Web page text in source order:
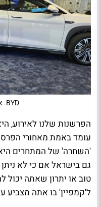
BYD. צילום יואב פולס
הפרשנות שלנו לאירוע,
עומד באמת מאחורי
'השחרה' של המתחרים
גם בישראל אם כי לא
טוב או יתרון שאתה
ל'קמפיין' בו אתה מצביע